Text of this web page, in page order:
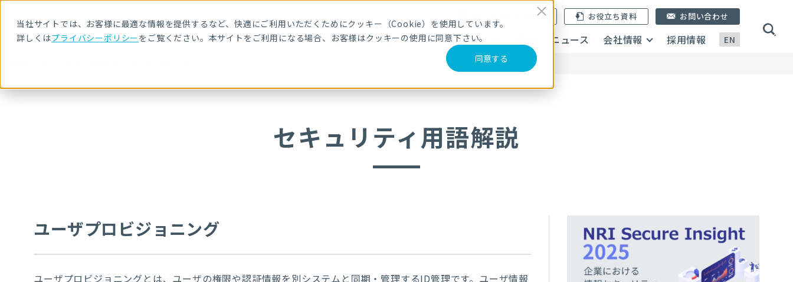
当社サイトでは、お客様に最適な情報を提供するなど、快適にご利用いただくためにクッキー（Cookie）を使用しています。
詳しくはプライバシーポリシーをご覧ください。本サイトをご利用になる場合、お客様はクッキーの使用に同意下さい。
同意する
EN
メールマガジン登録 お役立ち資料
サービス・製品 導入事例 セミナー ブログ ニュース 会社情報 採用情報
お問い合わせ
セキュリティ用語解説
ユーザプロビジョニング
ユーザプロビジョニングとは、ユーザの権限や認証情報を別システムと同期・管理するID管理です。ユーザ情報